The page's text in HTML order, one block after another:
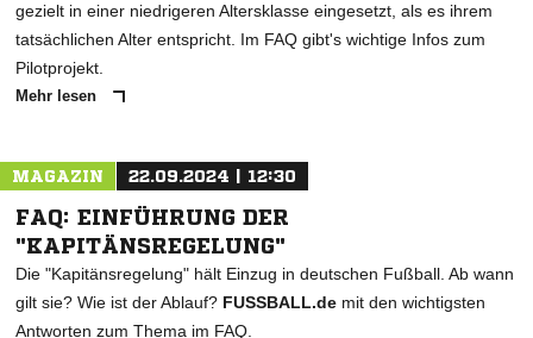
gezielt in einer niedrigeren Altersklasse eingesetzt, als es ihrem
tatsächlichen Alter entspricht. Im FAQ gibt's wichtige Infos zum
Pilotprojekt.
Mehr lesen
MAGAZIN 22.09.2024 | 12:30
FAQ: EINFÜHRUNG DER
"KAPITÄNSREGELUNG"
Die "Kapitänsregelung" hält Einzug in deutschen Fußball. Ab wann
gilt sie? Wie ist der Ablauf? FUSSBALL.de mit den wichtigsten
Antworten zum Thema im FAQ.